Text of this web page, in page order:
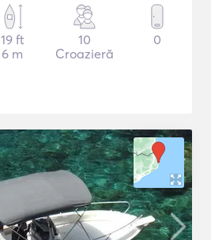
19 ft
6 m
10
Croazieră
0